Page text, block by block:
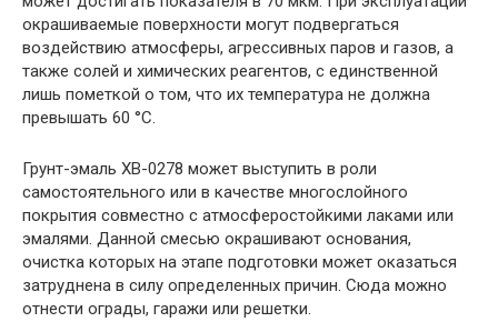
окрашиваемые поверхности могут подвергаться
воздействию атмосферы, агрессивных паров и газов, а
также солей и химических реагентов, с единственной
лишь пометкой о том, что их температура не должна
превышать 60 °С.
Грунт-эмаль ХВ-0278 может выступить в роли
самостоятельного или в качестве многослойного
покрытия совместно с атмосферостойкими лаками или
эмалями. Данной смесью окрашивают основания,
очистка которых на этапе подготовки может оказаться
затруднена в силу определенных причин. Сюда можно
отнести ограды, гаражи или решетки.